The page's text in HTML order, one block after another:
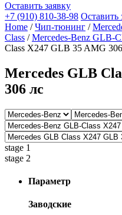
Оставить заявку
+7 (910) 810-38-98 Оставить
Home /Чип-тюнинг /
Class /Mercedes-Benz GLB-
Class X247 GLB 35 AMG
Mercedes GLB
306 лс
stage 1
stage 2
Параметр
Заводские